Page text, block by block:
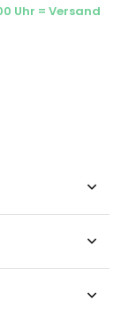
Uhr = Versand